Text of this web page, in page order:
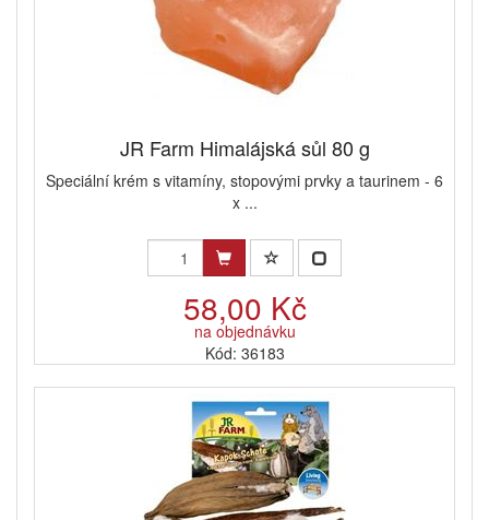
JR Farm Himalájská sůl 80 g
Speciální krém s vitamíny, stopovými prvky a taurinem - 6
x ...
58,00 Kč
na objednávku
Kód: 36183